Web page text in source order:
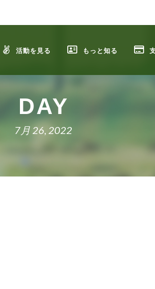
活動を見る もっと知る
DAY
7月 26, 2022